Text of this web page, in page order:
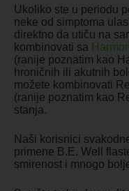
Ukoliko ste u periodu
neke od simptoma
direktno da utiču na
kombinovati sa
(ranije poznatim kao
hroničnih ili akutnih
možete kombinovati
(ranije poznatim kao
stanja.
Naši korisnici
primene B.E. Well
smirenost i mnogo